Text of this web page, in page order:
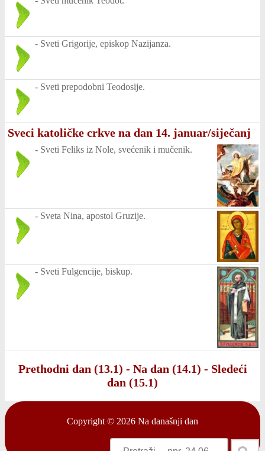
- Sveti Grigorije, episkop Nazijanza.
- Sveti prepodobni Teodosije.
Sveci katoličke crkve na dan 14. januar/siječanj
- Sveti Feliks iz Nole, svećenik i mučenik.
- Sveta Nina, apostol Gruzije.
- Sveti Fulgencije, biskup.
Prethodni dan (13.1) - Na dan (14.1) - Sledeći
dan (15.1)
Copyright © 2026 Na današnji dan